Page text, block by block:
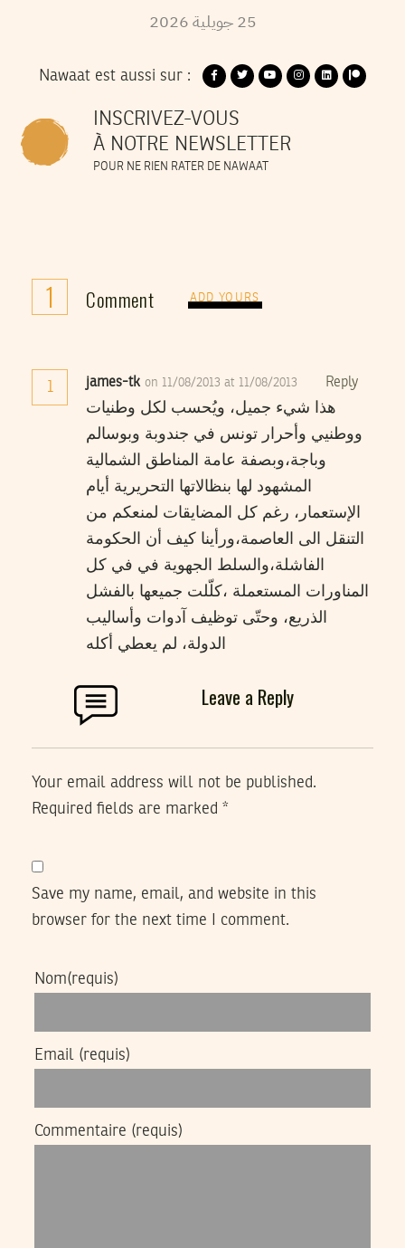
25 جويلية2026
Nawaat est aussi sur :
INSCRIVEZ-VOUS
À NOTRE NEWSLETTER
POUR NE RIEN RATER DE NAWAAT
1 Comment ADD YOURS
1 james-tk on 11/08/2013 at 11/08/2013 Reply
هذا شيء جميل، ويُحسب لكل وطنيات
ووطنيي وأحرار تونس في جندوبة وبوسالم
وباجة،وبصفة عامة المناطق الشمالية
المشهود لها بنظالاتها التحريرية أيام
الإستعمار، رغم كل المضايقات لمنعكم من
التنقل الى العاصمة،ورأينا كيف أن الحكومة
الفاشلة،والسلط الجهوية في في كل
المناورات المستعملة ،كلّلت جميعها بالفشل
الذريع، وحتّى توظيف آدوات وأساليب
الدولة، لم يعطي أكله
Leave a Reply
Your email address will not be published.
Required fields are marked *
Save my name, email, and website in this
browser for the next time I comment.
Nom(requis)
Email (requis)
Commentaire (requis)